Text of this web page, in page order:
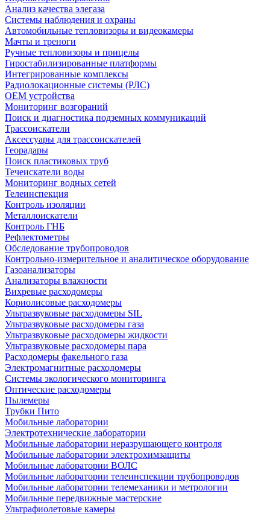
Анализ качества элегаза
Системы наблюдения и охраны
Автомобильные тепловизоры и видеокамеры
Мачты и треноги
Ручные тепловизоры и прицелы
Гиростабилизированные платформы
Интегрированные комплексы
Радиолокационные системы (РЛС)
OEM устройства
Мониторинг возгораний
Поиск и диагностика подземных коммуникаций
Трассоискатели
Аксессуары для трассоискателей
Георадары
Поиск пластиковых труб
Течеискатели воды
Мониторинг водных сетей
Телеинспекция
Контроль изоляции
Металлоискатели
Контроль ГНБ
Рефлектометры
Обследование трубопроводов
Контрольно-измерительное и аналитическое оборудование
Газоанализаторы
Анализаторы влажности
Вихревые расходомеры
Кориолисовые расходомеры
Ультразвуковые расходомеры SIL
Ультразвуковые расходомеры газа
Ультразвуковые расходомеры жидкости
Ультразвуковые расходомеры пара
Расходомеры факельного газа
Электромагнитные расходомеры
Системы экологического мониторинга
Оптические расходомеры
Пылемеры
Трубки Пито
Мобильные лаборатории
Электротехнические лаборатории
Мобильные лаборатории неразрушающего контроля
Мобильные лаборатории электрохимзащиты
Мобильные лаборатории ВОЛС
Мобильные лаборатории телеинспекции трубопроводов
Мобильные лаборатории телемеханики и метрологии
Мобильные передвижные мастерские
Ультрафиолетовые камеры